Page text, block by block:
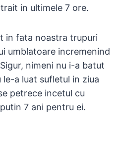
in ultimele 7 ore.
in fata noastra trupuri
umblatoare incremenind
nimeni nu i-a batut
a luat sufletul in ziua
petrece incetul cu
7 ani pentru ei.